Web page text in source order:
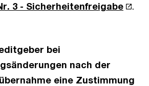
3 - Sicherheitenfreigabe
.
bei
nach der
eine Zustimmung